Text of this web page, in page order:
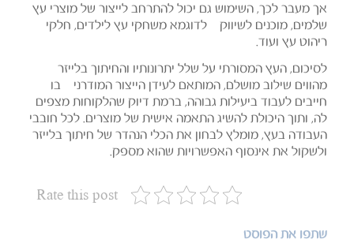
אך מעבר לכך, השימוש גם יכול להתרחב לייצור של מוצרי עץ
שלמים, מוכנים לשיווק – לדוגמא משחקי עץ לילדים, חלקי
ריהוט עץ ועוד.
לסיכום, העץ המסורתי על שלל יתרונותיו והחיתוך בלייזר
מהווים שילוב מושלם, המותאם לעידן הייצור המודרני – בו
חייבים לעבוד ביעילות גבוהה, ברמת דיוק שהלקוחות מצפים
לה, ותוך היכולת להשיג התאמה אישית של מוצרים. לכל חובבי
העבודה בעץ, מומלץ לבחון את הכלי הנהדר של חיתוך בלייזר
ולשקול את אינסוף האפשרויות שהוא מספק.
Rate this post
שתפו את הפוסט